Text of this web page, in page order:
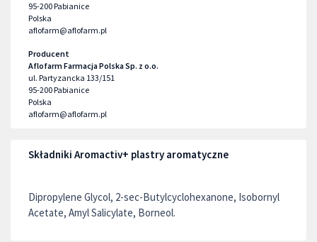
95-200Pabianice
Polska
aflofarm@aflofarm.pl
Producent
Aflofarm Farmacja Polska Sp. z o.o.
ul. Partyzancka 133/151
95-200Pabianice
Polska
aflofarm@aflofarm.pl
Składniki Aromactiv+ plastry aromatyczne
Dipropylene Glycol, 2-sec-Butylcyclohexanone, Isobornyl
Acetate, Amyl Salicylate, Borneol.